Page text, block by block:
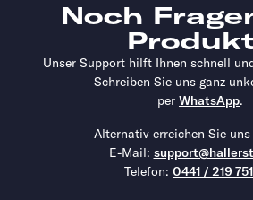
Noch
Unser Support hilft Ihnen schnell
Schreiben Sie uns ganz
per WhatsApp.
Alternativ erreichen Sie uns
E-Mail:
Telefon: 0441 / 219